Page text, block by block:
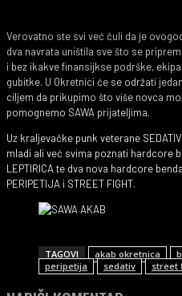
Verovatno ste svi već čuli da je
dva navrata uništila sve što se
i bez ikakve finansijkse podrške,
gubitke. U Okretnici će se održati
ciljem da prikupimo što više novca
pomognemo SAWA prijateljima.
Uz kraljevačke punk veterane
mladi ali već svima poznati hardcore
LEPTIRICA te dva nova hardcore
PERIPETIJA i STREET FIGHT.
TAGOVI akab okretnica
peripetija
sedativ street